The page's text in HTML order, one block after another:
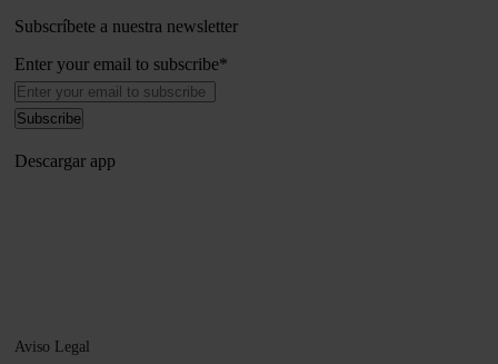
Subscríbete a nuestra newsletter
Enter your email to subscribe*
Descargar app
Aviso Legal